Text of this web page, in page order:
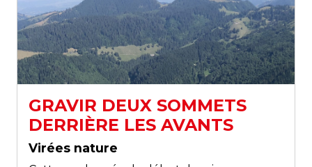
GRAVIR DEUX SOMMETS
DERRIÈRE LES AVANTS
Virées nature